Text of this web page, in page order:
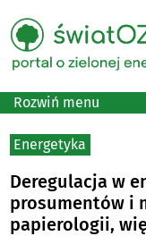
Rozwiń menu
Energetyka
Deregulacja w
prosumentów i
papierologii,